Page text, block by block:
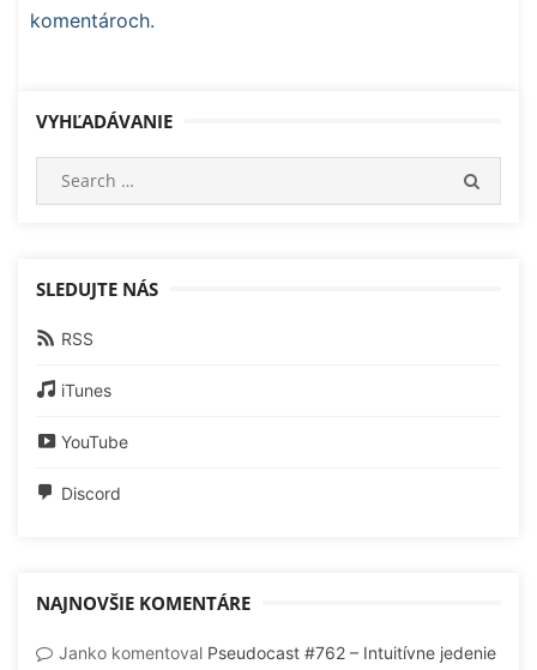
komentároch.
VYHĽADÁVANIE
SLEDUJTE NÁS
RSS
iTunes
YouTube
Discord
NAJNOVŠIE KOMENTÁRE
Janko komentoval Pseudocast #762 – Intuitívne jedenie